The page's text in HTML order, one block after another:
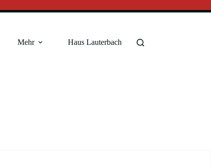
Mehr Haus Lauterbach